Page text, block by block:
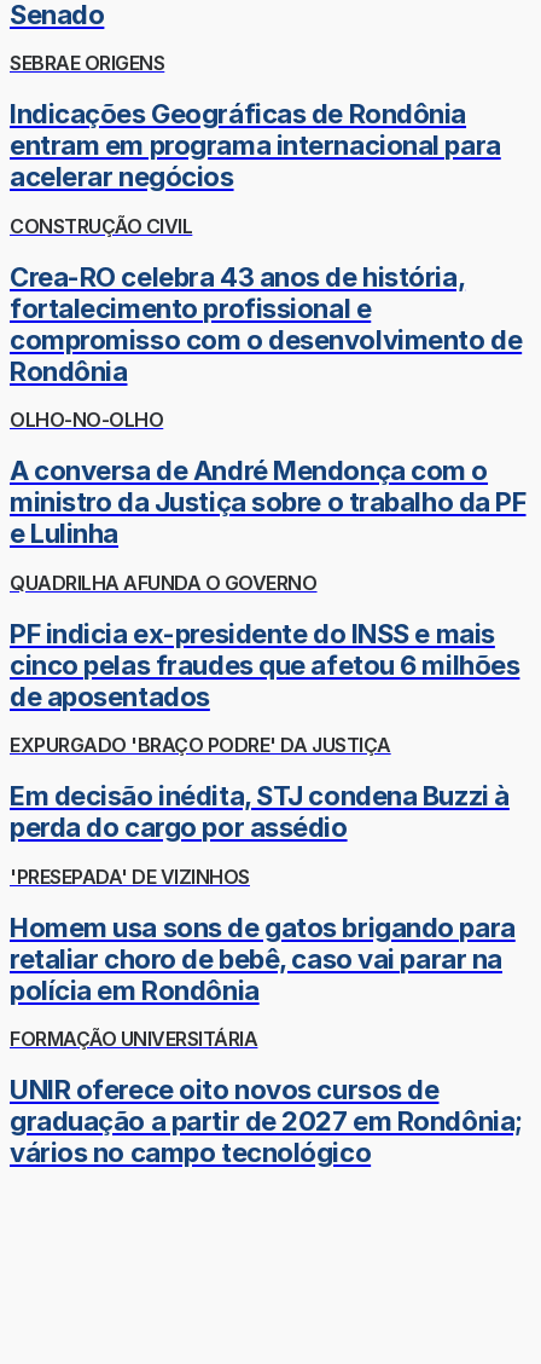
Senado
SEBRAE ORIGENS
Indicações Geográficas de Rondônia
entram em programa internacional para
acelerar negócios
CONSTRUÇÃO CIVIL
Crea-RO celebra 43 anos de história,
fortalecimento profissional e
compromisso com o desenvolvimento de
Rondônia
OLHO-NO-OLHO
A conversa de André Mendonça com o
ministro da Justiça sobre o trabalho da PF
e Lulinha
QUADRILHA AFUNDA O GOVERNO
PF indicia ex-presidente do INSS e mais
cinco pelas fraudes que afetou 6 milhões
de aposentados
EXPURGADO 'BRAÇO PODRE' DA JUSTIÇA
Em decisão inédita, STJ condena Buzzi à
perda do cargo por assédio
'PRESEPADA' DE VIZINHOS
Homem usa sons de gatos brigando para
retaliar choro de bebê, caso vai parar na
polícia em Rondônia
FORMAÇÃO UNIVERSITÁRIA
UNIR oferece oito novos cursos de
graduação a partir de 2027 em Rondônia;
vários no campo tecnológico